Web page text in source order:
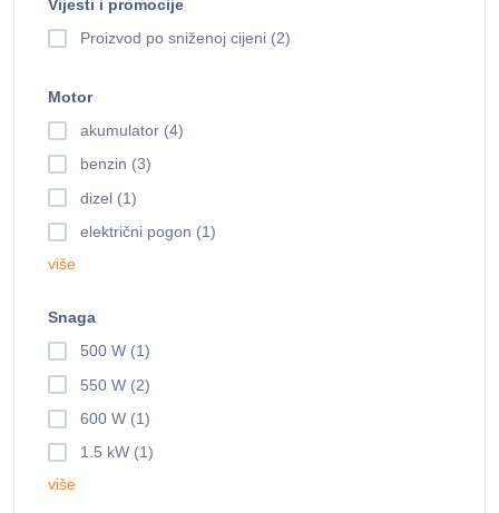
Vijesti i promocije
Proizvod po sniženoj cijeni (2)
Motor
akumulator (4)
benzin (3)
dizel (1)
električni pogon (1)
više
Snaga
500 W (1)
550 W (2)
600 W (1)
1.5 kW (1)
više